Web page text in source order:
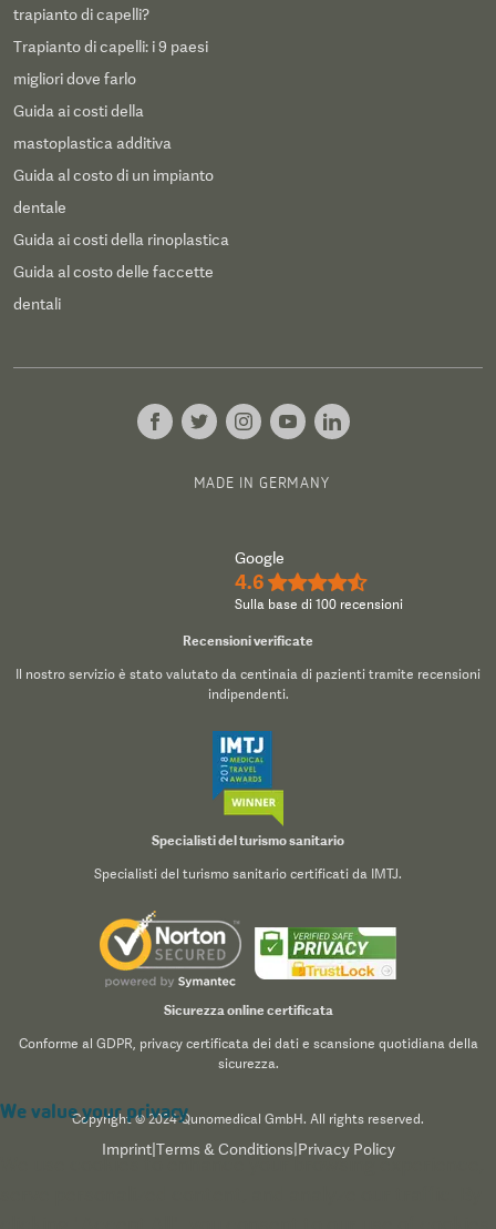
trapianto di capelli?
Trapianto di capelli: i 9 paesi
migliori dove farlo
Guida ai costi della
mastoplastica additiva
Guida al costo di un impianto
dentale
Guida ai costi della rinoplastica
Guida al costo delle faccette
dentali
MADE IN GERMANY
Google
4.6 ★★★★½
Sulla base di 100 recensioni
Recensioni verificate
Il nostro servizio è stato valutato da centinaia di pazienti tramite recensioni
indipendenti.
Specialisti del turismo sanitario
Specialisti del turismo sanitario certificati da IMTJ.
Sicurezza online certificata
Conforme al GDPR, privacy certificata dei dati e scansione quotidiana della
sicurezza.
Copyright © 2024 Qunomedical GmbH. All rights reserved.
Imprint| Terms & Conditions Privacy Policy
We value your privacy
We use cookies to enhance your browsing experience,